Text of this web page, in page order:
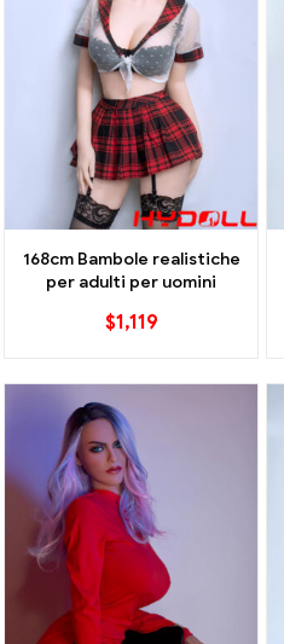
168cm Bambole realistiche
per adulti per uomini
$1,119